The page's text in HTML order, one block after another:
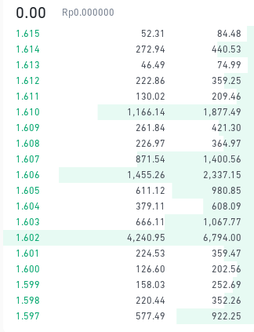
0.00 Rp0.000000
1.615
52.31
84.48
1.614
272.94
440.53
1.613
46.49
74.99
1.612
222.86
359.25
1.611
130.02
209.46
1.610
1,166.14
1,877.49
1.609
261.84
421.30
1.608
226.97
364.97
1.607
871.54
1,400.56
1.606
1,455.26
2,337.15
1.605
611.12
980.85
1.604
379.11
608.09
1.603
666.11
1,067.77
1.602
4,240.95
6,794.00
1.601
224.53
359.47
1.600
126.60
202.56
1.599
158.03
252.69
1.598
220.44
352.26
1.597
577.49 922.25